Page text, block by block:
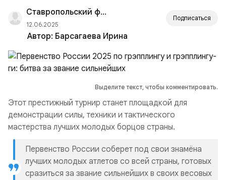
Ставропольский филиал РАНХиГС
12.06.2025
Подписаться
Автор: Барсагаева Ирина
Выделите текст, чтобы комментировать.
Этот престижный турнир станет площадкой для
демонстрации силы, техники и тактического
мастерства лучших молодых борцов страны.
Первенство России соберет под свои знамёна
лучших молодых атлетов со всей страны, готовых
сразиться за звание сильнейших в своих весовых